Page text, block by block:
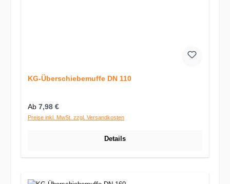
KG-Überschiebemuffe DN 110
Regulärer Preis:
Ab 7,98 €
Preise inkl. MwSt. zzgl. Versandkosten
Details